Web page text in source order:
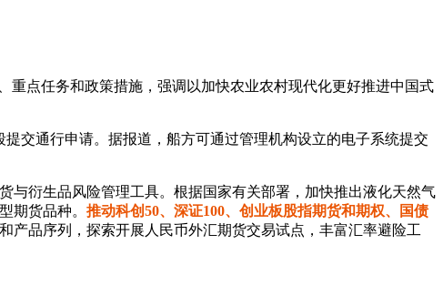
重点任务和政策措施，强调以加快农业农村现代化更好推进中国式
提交通行申请。据报道，船方可通过管理机构设立的电子系统提交
与衍生品风险管理工具。根据国家有关部署，加快推出液化天然气
期货品种。 推动科创50、深证100、创业板股指期货和期权、国债
产品序列，探索开展人民币外汇期货交易试点，丰富汇率避险工